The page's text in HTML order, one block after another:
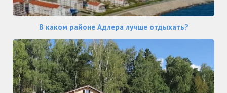
В каком районе Адлера лучше отдыхать?